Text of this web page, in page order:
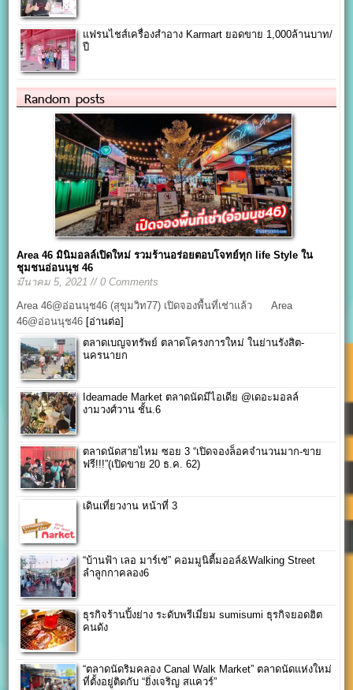
แฟรนไชส์เครื่องสำอาง Karmart ยอดขาย 1,000ล้านบาท/
ปี
Random posts
Area 46 มินิมอลล์เปิดใหม่ รวมร้านอร่อยตอบโจทย์ทุก life Style ใน
ชุมชนอ่อนนุช 46
มีนาคม 5, 2021 // 0 Comments
Area 46@อ่อนนุช46 (สุขุมวิท77) เปิดจองพื้นที่เช่าแล้ว Area
46@อ่อนนุช46 [อ่านต่อ]
ตลาดเบญจทรัพย์ ตลาดโครงการใหม่ ในย่านรังสิต-
นครนายก
Ideamade Market ตลาดนัดมีไอเดีย @เดอะมอลล์
งามวงศ์วาน ชั้น.6
ตลาดนัดสายไหม ซอย 3 “เปิดจองล็อคจำนวนมาก-ขาย
ฟรี!!!”(เปิดขาย 20 ธ.ค. 62)
เดินเที่ยวงาน หน้าที่ 3
“บ้านฟ้า เลอ มาร์เช่” คอมมูนิตี้มออล์&Walking Street
ลำลูกกาคลอง6
ธุรกิจร้านปิ้งย่าง ระดับพรีเมี่ยม sumisumi ธุรกิจยอดฮิต
คนดัง
“ตลาดนัดริมคลอง Canal Walk Market” ตลาดนัดแห่งใหม่
ที่ตั้งอยู่ติดกับ “ยิ่งเจริญ สแควร์”